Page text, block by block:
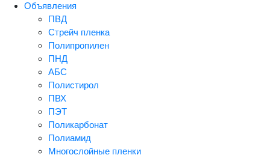
Объявления
ПВД
Стрейч пленка
Полипропилен
ПНД
АБС
Полистирол
ПВХ
ПЭТ
Поликарбонат
Полиамид
Многослойные пленки